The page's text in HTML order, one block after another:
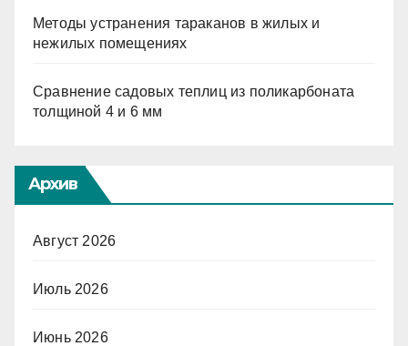
Методы устранения тараканов в жилых и
нежилых помещениях
Сравнение садовых теплиц из поликарбоната
толщиной 4 и 6 мм
Архив
Август 2026
Июль 2026
Июнь 2026